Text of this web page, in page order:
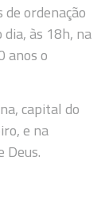
ordenação
às 18h, na
anos o
capital do
e na
Deus.